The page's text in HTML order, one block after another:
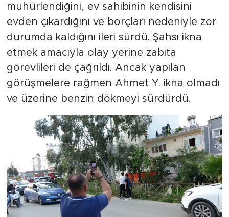
mühürlendiğini, ev sahibinin kendisini
evden çıkardığını ve borçları nedeniyle zor
durumda kaldığını ileri sürdü. Şahsı ikna
etmek amacıyla olay yerine zabıta
görevlileri de çağrıldı. Ancak yapılan
görüşmelere rağmen Ahmet Y. ikna olmadı
ve üzerine benzin dökmeyi sürdürdü.